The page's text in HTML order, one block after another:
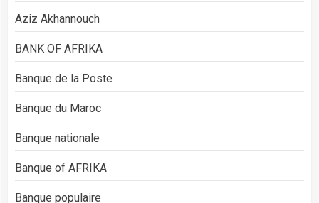
Aziz Akhannouch
BANK OF AFRIKA
Banque de la Poste
Banque du Maroc
Banque nationale
Banque of AFRIKA
Banque populaire